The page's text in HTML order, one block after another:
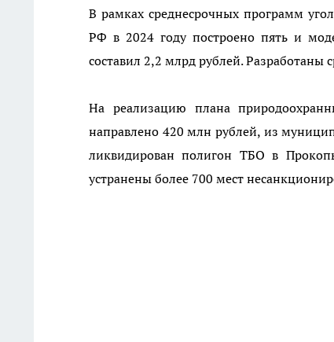
В рамках среднесрочных программ
РФ в 2024 году построено пять и
составил 2,2 млрд рублей.
На реализацию плана
направлено 420 млн рублей, из
ликвидирован полигон ТБО в
устранены более 700 мест